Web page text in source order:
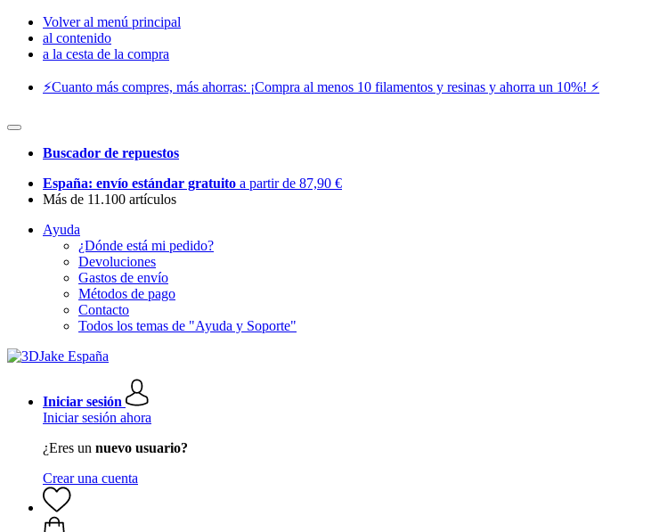
Volver al menú principal
al contenido
a la cesta de la compra
⚡️Cuanto más compres, más ahorras: ¡Compra al menos 10 filamentos y resinas y ahorra un 10%! ⚡️
Buscador de repuestos
España: envío estándar gratuito a partir de 87,90 €
Más de 11.100 artículos
Ayuda
¿Dónde está mi pedido?
Devoluciones
Gastos de envío
Métodos de pago
Contacto
Todos los temas de "Ayuda y Soporte"
Iniciar sesión
Iniciar sesión ahora
¿Eres un nuevo usuario?
Crear una cuenta